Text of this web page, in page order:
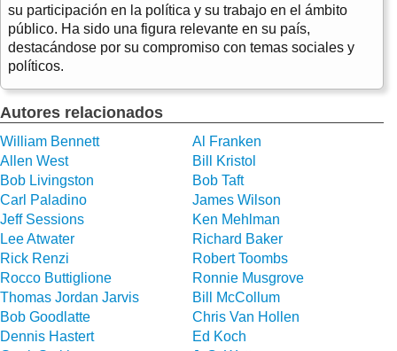
su participación en la política y su trabajo en el ámbito
público. Ha sido una figura relevante en su país,
destacándose por su compromiso con temas sociales y
políticos.
Autores relacionados
William Bennett
Al Franken
Allen West
Bill Kristol
Bob Livingston
Bob Taft
Carl Paladino
James Wilson
Jeff Sessions
Ken Mehlman
Lee Atwater
Richard Baker
Rick Renzi
Robert Toombs
Rocco Buttiglione
Ronnie Musgrove
Thomas Jordan Jarvis
Bill McCollum
Bob Goodlatte
Chris Van Hollen
Dennis Hastert
Ed Koch